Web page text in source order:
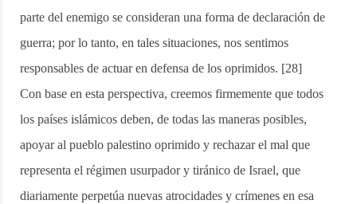
parte del enemigo se consideran una forma de declaración de
guerra; por lo tanto, en tales situaciones, nos sentimos
responsables de actuar en defensa de los oprimidos. [28]
Con base en esta perspectiva, creemos firmemente que todos
los países islámicos deben, de todas las maneras posibles,
apoyar al pueblo palestino oprimido y rechazar el mal que
representa el régimen usurpador y tiránico de Israel, que
diariamente perpetúa nuevas atrocidades y crímenes en esa